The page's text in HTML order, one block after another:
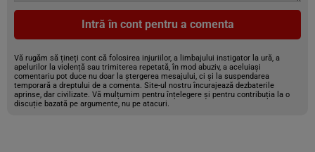
Intră în cont pentru a comenta
Vă rugăm să țineți cont că folosirea injuriilor, a limbajului instigator la ură, a
apelurilor la violență sau trimiterea repetată, în mod abuziv, a aceluiași
comentariu pot duce nu doar la ștergerea mesajului, ci și la suspendarea
temporară a dreptului de a comenta. Site-ul nostru încurajează dezbaterile
aprinse, dar civilizate. Vă mulțumim pentru înțelegere și pentru contribuția la o
discuție bazată pe argumente, nu pe atacuri.